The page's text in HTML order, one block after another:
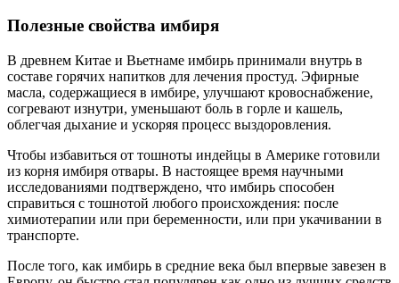
Полезные свойства имбиря
В древнем Китае и Вьетнаме имбирь принимали внутрь в
составе горячих напитков для лечения простуд. Эфирные
масла, содержащиеся в имбире, улучшают кровоснабжение,
согревают изнутри, уменьшают боль в горле и кашель,
облегчая дыхание и ускоряя процесс выздоровления.
Чтобы избавиться от тошноты индейцы в Америке готовили
из корня имбиря отвары. В настоящее время научными
исследованиями подтверждено, что имбирь способен
справиться с тошнотой любого происхождения: после
химиотерапии или при беременности, или при укачивании в
транспорте.
После того, как имбирь в средние века был впервые завезен в